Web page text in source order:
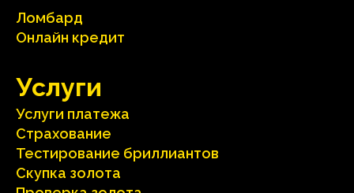
Ломбард
Онлайн кредит
Услуги
Услуги платежа
Страхование
Тестирование бриллиантов
Скупка золота